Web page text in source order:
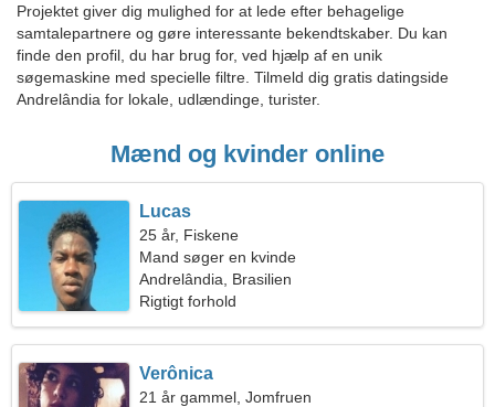
Projektet giver dig mulighed for at lede efter behagelige
samtalepartnere og gøre interessante bekendtskaber. Du kan
finde den profil, du har brug for, ved hjælp af en unik
søgemaskine med specielle filtre. Tilmeld dig gratis datingside
Andrelândia for lokale, udlændinge, turister.
Mænd og kvinder online
Lucas
25 år, Fiskene
Mand søger en kvinde
Andrelândia, Brasilien
Rigtigt forhold
Verônica
21 år gammel, Jomfruen